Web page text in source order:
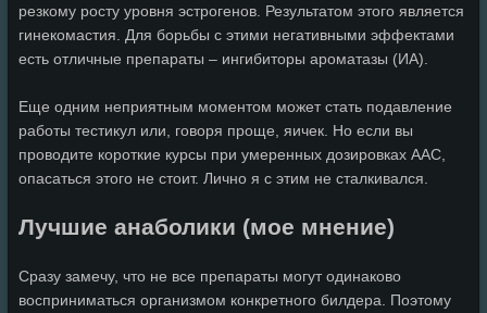
резкому росту уровня эстрогенов. Результатом этого является
гинекомастия. Для борьбы с этими негативными эффектами
есть отличные препараты – ингибиторы ароматазы (ИА).
Еще одним неприятным моментом может стать подавление
работы тестикул или, говоря проще, яичек. Но если вы
проводите короткие курсы при умеренных дозировках ААС,
опасаться этого не стоит. Лично я с этим не сталкивался.
Лучшие анаболики (мое мнение)
Сразу замечу, что не все препараты могут одинаково
восприниматься организмом конкретного билдера. Поэтому